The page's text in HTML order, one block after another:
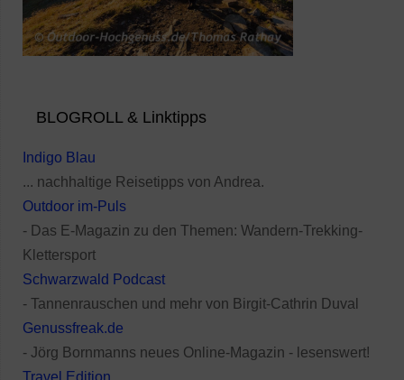
BLOGROLL & Linktipps
Indigo Blau
... nachhaltige Reisetipps von Andrea.
Outdoor im-Puls
- Das E-Magazin zu den Themen: Wandern-Trekking-
Klettersport
Schwarzwald Podcast
- Tannenrauschen und mehr von Birgit-Cathrin Duval
Genussfreak.de
- Jörg Bornmanns neues Online-Magazin - lesenswert!
Travel Edition